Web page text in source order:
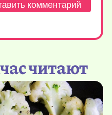
читают